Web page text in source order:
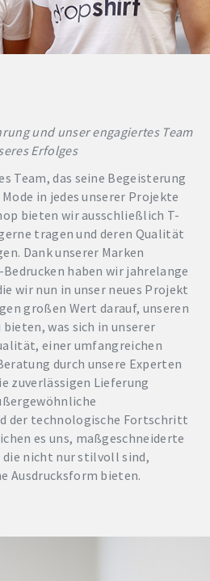
und unser engagiertes Team
Erfolges
Team, das seine Begeisterung
in jedes unserer Projekte
bieten wir ausschließlich T-
tragen und deren Qualität
Dank unserer Marken
haben wir jahrelange
wir nun in unser neues Projekt
großen Wert darauf, unseren
bieten, was sich in unserer
einer umfangreichen
durch unsere Experten
zuverlässigen Lieferung
der technologische Fortschritt
es uns, maßgeschneiderte
nicht nur stilvoll sind,
Ausdrucksform bieten.